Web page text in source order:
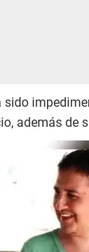
además de